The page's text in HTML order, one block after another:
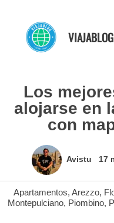
contenido
VIAJABLOG
Los
alojarse en
con
Avistu 17
Apartamentos, Arezzo,
Montepulciano, Piombino,